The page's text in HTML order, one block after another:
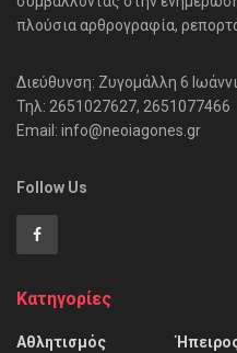
πλούσια αρθρογραφία,
Διεύθυνση: Ζυγομάλλη 6
Τηλ: 2651027627, 2651077466
Email: info@neoiagones.gr
Follow Us
Κατηγορίες
Αθλητισμός